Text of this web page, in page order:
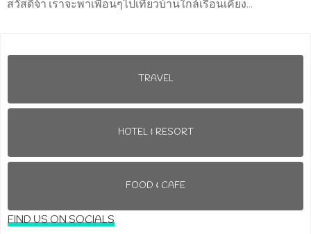
สวัสดีจ้า เราจะพาเพื่อนๆไปเที่ยวบ้านใกล้เรือนเคียง...
TRAVEL
HOTEL & RESORT
FOOD & CAFE
FIND US ON SOCIALS